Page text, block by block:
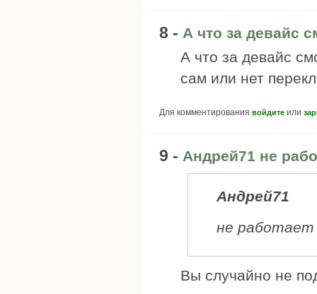
8 - А что за девайс
А что за девайс
сам или нет
Для комментирования войдите или
9 - Андрей71 не
Андрей71
не работает
Вы случайно не